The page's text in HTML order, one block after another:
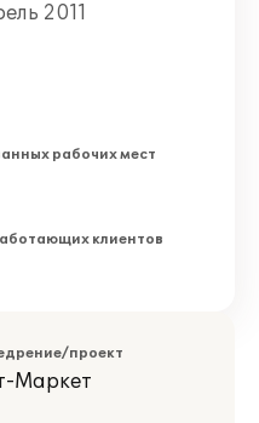
2011
рабочих мест
клиентов
проект
Маркет